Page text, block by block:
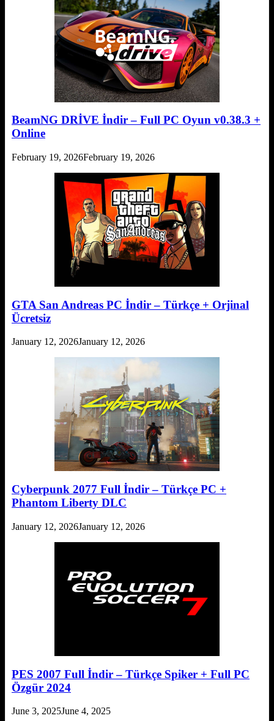
BeamNG DRİVE İndir – Full PC Oyun v0.38.3 +
Online
February 19, 2026February 19, 2026
GTA San Andreas PC İndir – Türkçe + Orjinal
Ücretsiz
January 12, 2026January 12, 2026
Cyberpunk 2077 Full İndir – Türkçe PC +
Phantom Liberty DLC
January 12, 2026January 12, 2026
PES 2007 Full İndir – Türkçe Spiker + Full PC
Özgür 2024
June 3, 2025June 4, 2025